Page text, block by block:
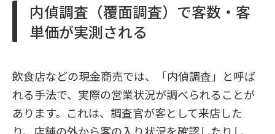
内偵調査（覆面調査）で客数・客
単価が実測される
飲食店などの現金商売では、「内偵調査」と呼ば
れる手法で、実際の営業状況が調べられることが
あります。これは、調査官が客として来店した